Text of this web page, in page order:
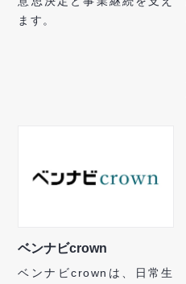
ます。
ベンナビcrown
ベンナビcrownは、日常生